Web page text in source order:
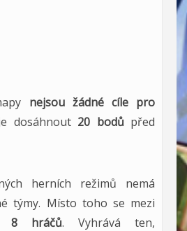
nejsou žádné cíle pro
dosáhnout 20 bodů před
herních režimů nemá
týmy. Místo toho se mezi
8 hráčů. Vyhrává ten,